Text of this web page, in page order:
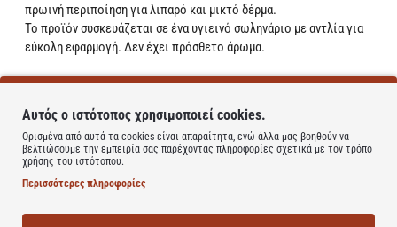
πρωινή περιποίηση για λιπαρό και μικτό δέρμα.
Το προϊόν συσκευάζεται σε ένα υγιεινό σωληνάριο με αντλία για
εύκολη εφαρμογή. Δεν έχει πρόσθετο άρωμα.
Περιέχει:
και τις βλάβες του δέρματος που προκαλούνται από την
ακτινοβολία,
Εκχύλισμα Centella asiatica:
επιταχύνει την επούλωση πληγών,
έχει αντιφλεγμονώδεις και αντιβακτηριακές ιδιότητες,
Υαλουρονικό οξύ:δεσμεύει το νερό στην επιδερμίδα, ενυδατώνει
Αυτός ο ιστότοπος χρησιμοποιεί cookies.
Ορισμένα από αυτά τα cookies είναι απαραίτητα, ενώ άλλα μας βοηθούν να
βελτιώσουμε την εμπειρία σας παρέχοντας πληροφορίες σχετικά με τον τρόπο
χρήσης του ιστότοπου.
Περισσότερες πληροφορίες